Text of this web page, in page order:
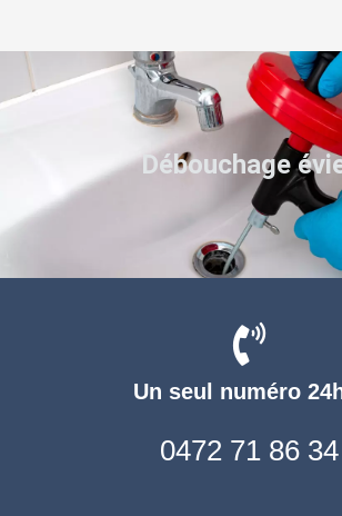
Un seul numéro
0472 71 86 34
Débouchage